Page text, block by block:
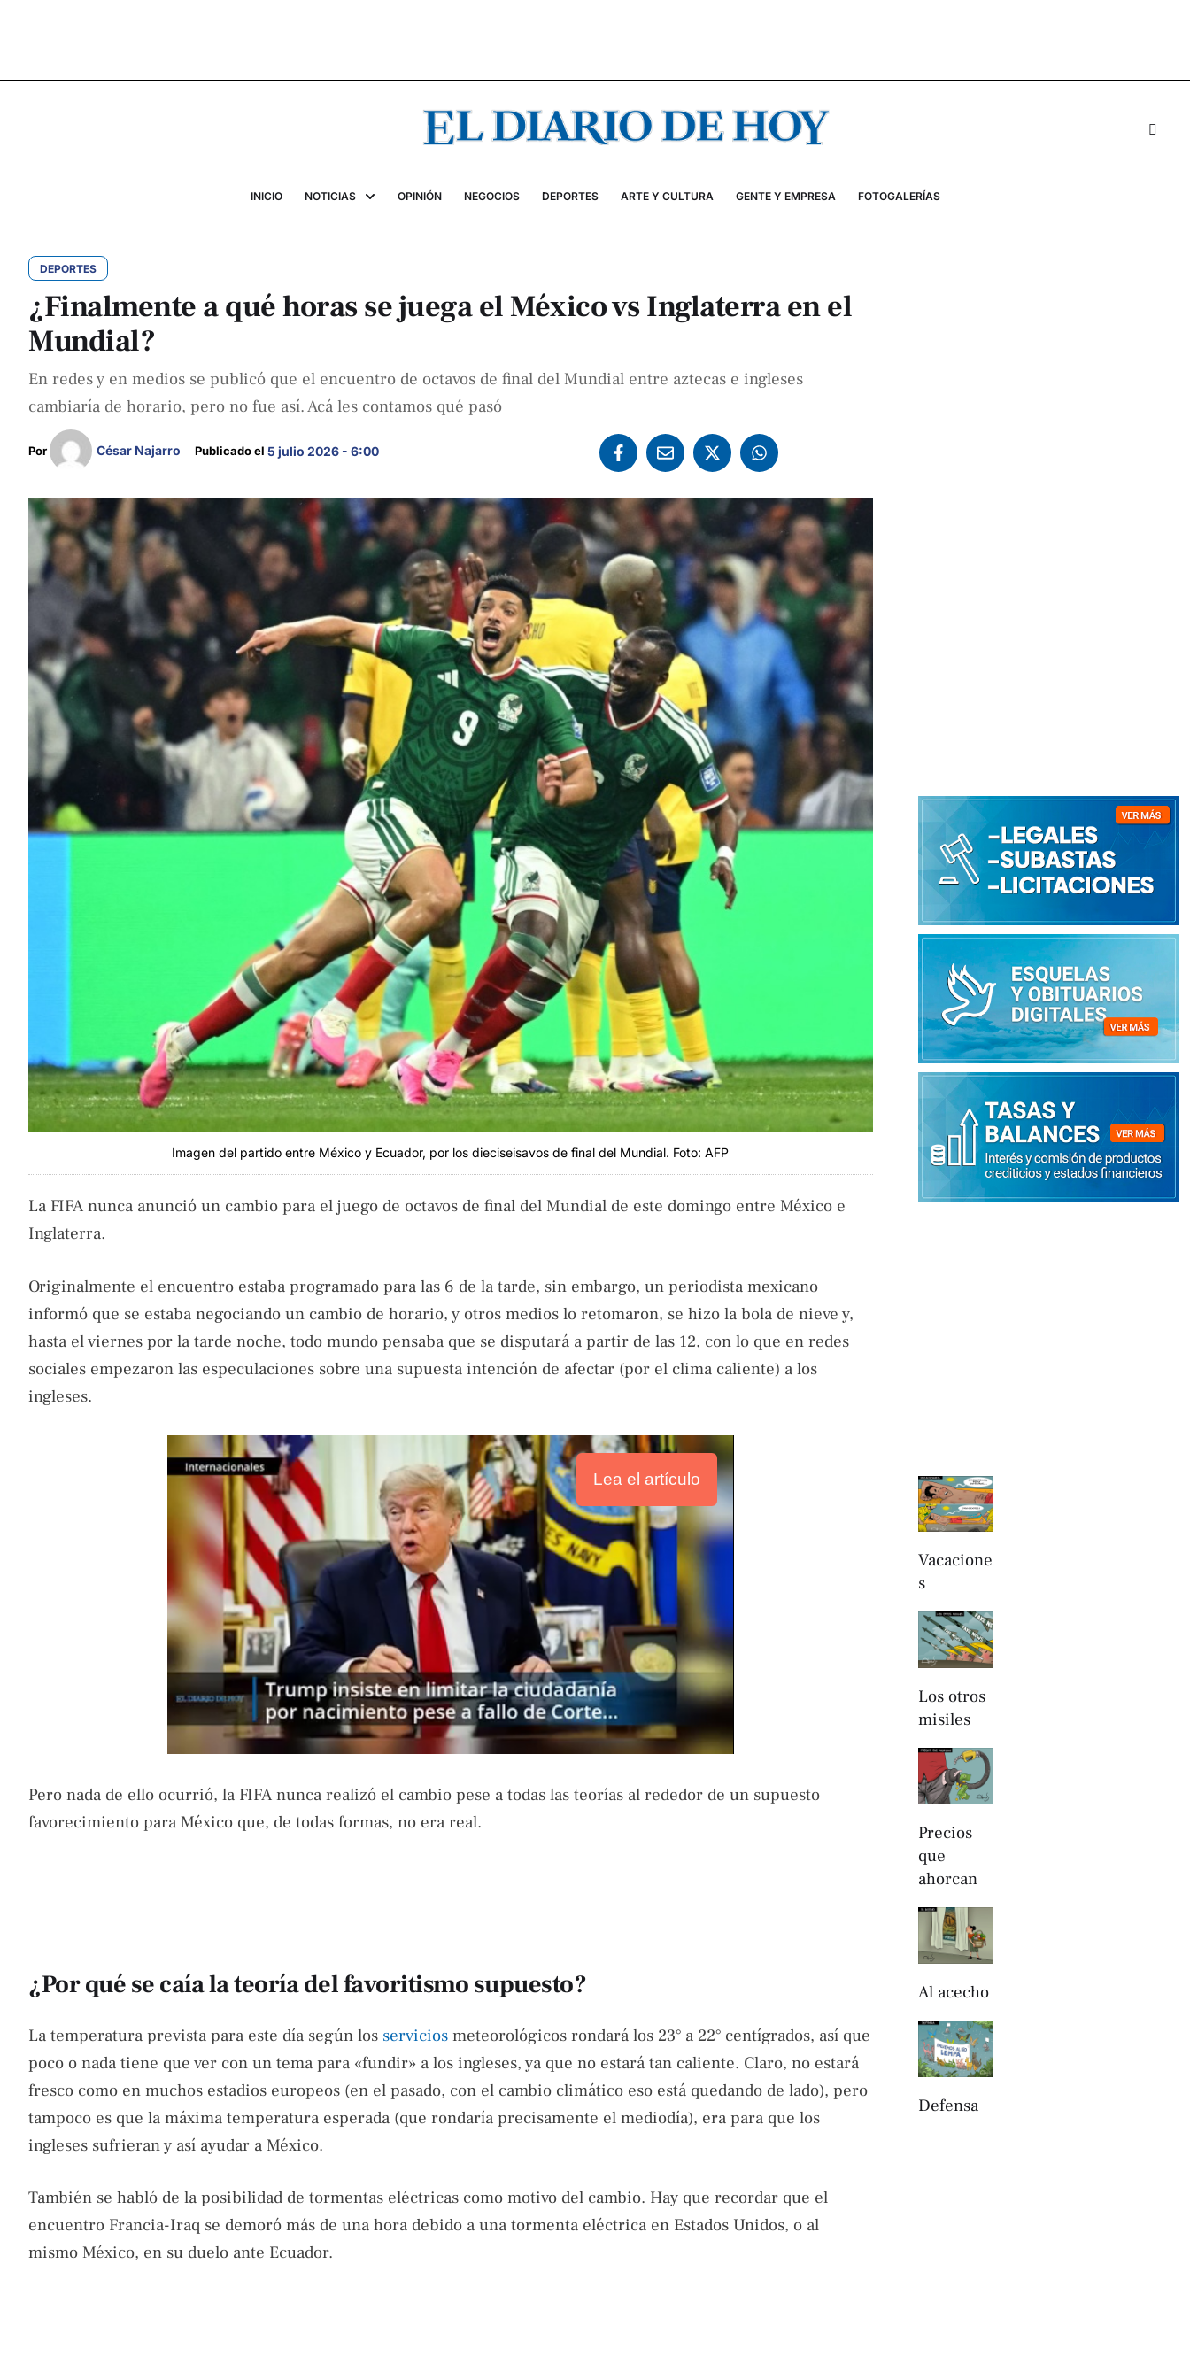
INICIO NOTICIAS OPINIÓN NEGOCIOS DEPORTES ARTE Y CULTURA GENTE Y EMPRESA FOTOGALERÍAS
DEPORTES
¿Finalmente a qué horas se juega el México vs Inglaterra en el
Mundial?
En redes y en medios se publicó que el encuentro de octavos de final del Mundial entre aztecas e ingleses
cambiaría de horario, pero no fue así. Acá les contamos qué pasó
Por César Najarro Publicado el 5 julio 2026 - 6:00
Imagen del partido entre México y Ecuador, por los dieciseisavos de final del Mundial. Foto: AFP
La FIFA nunca anunció un cambio para el juego de octavos de final del Mundial de este domingo entre México e
Inglaterra.
Originalmente el encuentro estaba programado para las 6 de la tarde, sin embargo, un periodista mexicano
informó que se estaba negociando un cambio de horario, y otros medios lo retomaron, se hizo la bola de nieve y,
hasta el viernes por la tarde noche, todo mundo pensaba que se disputará a partir de las 12, con lo que en redes
sociales empezaron las especulaciones sobre una supuesta intención de afectar (por el clima caliente) a los
ingleses.
Lea el artículo
Pero nada de ello ocurrió, la FIFA nunca realizó el cambio pese a todas las teorías al rededor de un supuesto
favorecimiento para México que, de todas formas, no era real.
¿Por qué se caía la teoría del favoritismo supuesto?
La temperatura prevista para este día según los servicios meteorológicos rondará los 23° a 22° centígrados, así que
poco o nada tiene que ver con un tema para «fundir» a los ingleses, ya que no estará tan caliente. Claro, no estará
fresco como en muchos estadios europeos (en el pasado, con el cambio climático eso está quedando de lado), pero
tampoco es que la máxima temperatura esperada (que rondaría precisamente el mediodía), era para que los
ingleses sufrieran y así ayudar a México.
También se habló de la posibilidad de tormentas eléctricas como motivo del cambio. Hay que recordar que el
encuentro Francia-Iraq se demoró más de una hora debido a una tormenta eléctrica en Estados Unidos, o al
mismo México, en su duelo ante Ecuador.
Vacacione
s
Los otros
misiles
Precios
que
ahorcan
Al acecho
Defensa